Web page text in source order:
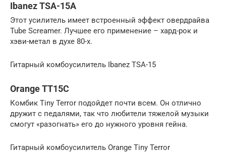
Ibanez TSA-15A
Этот усилитель имеет встроенный эффект овердрайва
Tube Screamer. Лучшее его применение – хард-рок и
хэви-метал в духе 80-х.
Гитарный комбоусилитель Ibanez TSA-15
Orange TT15C
Комбик Tiny Terror подойдет почти всем. Он отлично
дружит с педалями, так что любители тяжелой музыки
смогут «разогнать» его до нужного уровня гейна.
Гитарный комбоусилитель Orange Tiny Terror